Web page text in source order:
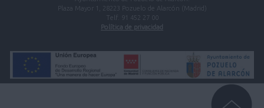
Plaza Mayor 1, 28223 Pozuelo de Alarcón (Madrid)
Telf. 91 452 27 00
Política de privacidad